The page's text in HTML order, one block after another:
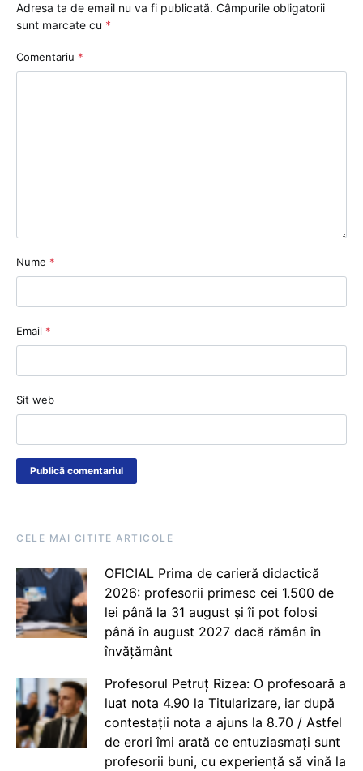
Adresa ta de email nu va fi publicată. Câmpurile obligatorii
sunt marcate cu *
Comentariu *
Nume *
Email *
Sit web
CELE MAI CITITE ARTICOLE
OFICIAL Prima de carieră didactică
2026: profesorii primesc cei 1.500 de
lei până la 31 august și îi pot folosi
până în august 2027 dacă rămân în
învățământ
Profesorul Petruț Rizea: O profesoară a
luat nota 4.90 la Titularizare, iar după
contestații nota a ajuns la 8.70 / Astfel
de erori îmi arată ce entuziasmați sunt
profesorii buni, cu experiență să vină la